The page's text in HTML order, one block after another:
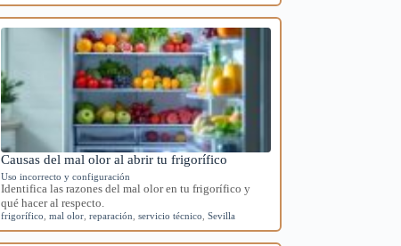
Causas del mal olor al abrir tu frigorífico
Uso incorrecto y configuración
Identifica las razones del mal olor en tu frigorífico y
qué hacer al respecto.
frigorífico ,mal olor ,reparación ,servicio técnico ,Sevilla